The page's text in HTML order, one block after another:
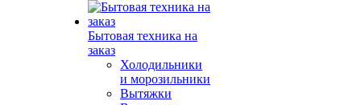
Бытовая техника на
заказ
Холодильники
и морозильники
Вытяжки